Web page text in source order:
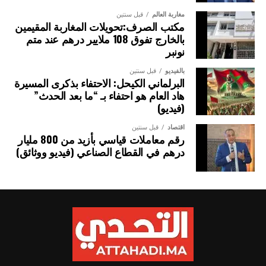
ويضم الاتفاق حالياً 85 طرفاً متعاقداً، يشملون 111 دولة، وهو ما
يمثل نحو ثلاثة أرباع الدول الساحلية في العالم.
الصورة: ميناء صيد بمدينة هايكو، الصين — المصدر: ويكيميديا كومنز (المُلك
العام CC0).
مغاربة العالم قبل سنتين
مكتب الصرف:تحويلات المغاربة المقيمين
بالخارج تفوق 108 ملايير درهم عند متم
نونبر
بالفيديو قبل سنتين
البرلماني الكيحل: الاحتفاء بذكرى المسيرة
هاد العام هو احتفاء بـ “ما بعد الحدث”
(فيديو)
اقتصاد قبل سنتين
رقم معاملات قياسي بأزيد من 800 مليار
درهم في القطاع الصناعي (فيديو ووثائق)